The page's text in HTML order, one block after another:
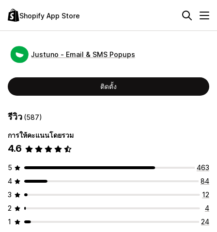
Shopify App Store
Justuno ‑ Email & SMS Popups
ติดตั้ง
รีวิว (587)
การให้คะแนนโดยรวม
4.6
5
463
4
84
3
12
2
4
1
24